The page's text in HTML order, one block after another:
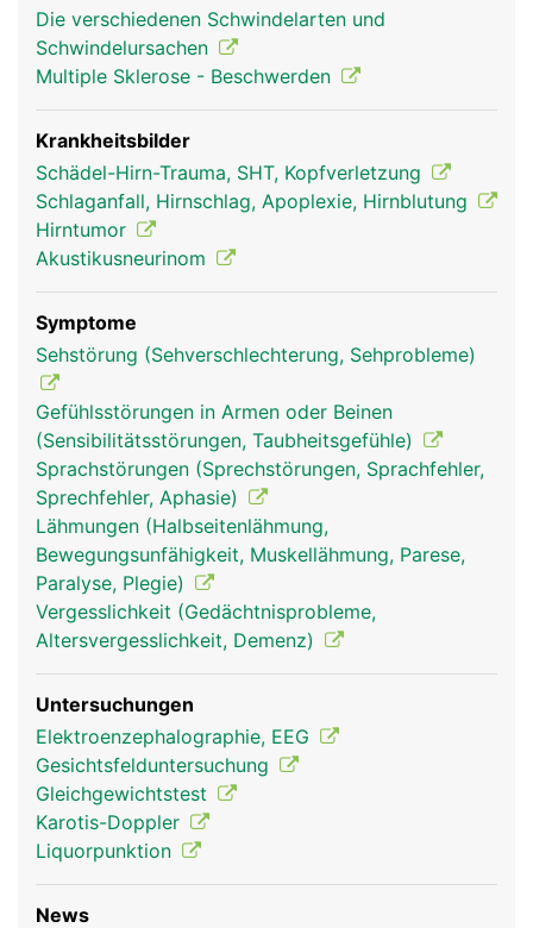
Kleinhirn Frau Kleinhirn Mann
Die verschiedenen Schwindelarten und
Schwindelursachen
Multiple Sklerose - Beschwerden
Krankheitsbilder
Schädel-Hirn-Trauma, SHT, Kopfverletzung
Schlaganfall, Hirnschlag, Apoplexie, Hirnblutung
Hirntumor
Akustikusneurinom
Symptome
Sehstörung (Sehverschlechterung, Sehprobleme)
Gefühlsstörungen in Armen oder Beinen
(Sensibilitätsstörungen, Taubheitsgefühle)
Sprachstörungen (Sprechstörungen, Sprachfehler,
Sprechfehler, Aphasie)
Lähmungen (Halbseitenlähmung,
Bewegungsunfähigkeit, Muskellähmung, Parese,
Paralyse, Plegie)
Vergesslichkeit (Gedächtnisprobleme,
Altersvergesslichkeit, Demenz)
Untersuchungen
Elektroenzephalographie, EEG
Gesichtsfelduntersuchung
Gleichgewichtstest
Karotis-Doppler
Liquorpunktion
News